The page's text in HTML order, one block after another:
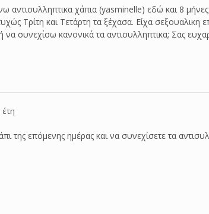
αντισυλληπτικα χάπια (yasminelle) εδώ και 8
Τρίτη και Τετάρτη τα ξέχασα. Είχα
συνεχίσω κανονικά τα αντισυλληπτικα; Σας
της επόμενης ημέρας και να συνεχίσετε τα